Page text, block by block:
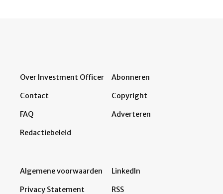
Over Investment Officer
Contact
FAQ
Redactiebeleid
Abonneren
Copyright
Adverteren
Algemene voorwaarden
Privacy Statement
LinkedIn
RSS